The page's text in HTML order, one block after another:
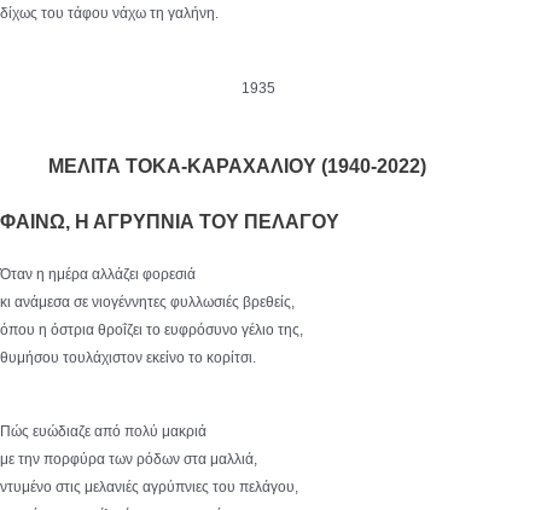
δίχως του τάφου νάχω τη γαλήνη.
1935
ΜΕΛΙΤΑ ΤΟΚΑ-ΚΑΡΑΧΑΛΙΟΥ (1940-2022)
ΦΑΙΝΩ, Η ΑΓΡΥΠΝΙΑ ΤΟΥ ΠΕΛΑΓΟΥ
Όταν η ημέρα αλλάζει φορεσιά
κι ανάμεσα σε νιογέννητες φυλλωσιές βρεθείς,
όπου η όστρια θροΐζει το ευφρόσυνο γέλιο της,
θυμήσου τουλάχιστον εκείνο το κορίτσι.
Πώς ευώδιαζε από πολύ μακριά
με την πορφύρα των ρόδων στα μαλλιά,
ντυμένο στις μελανιές αγρύπνιες του πελάγου,